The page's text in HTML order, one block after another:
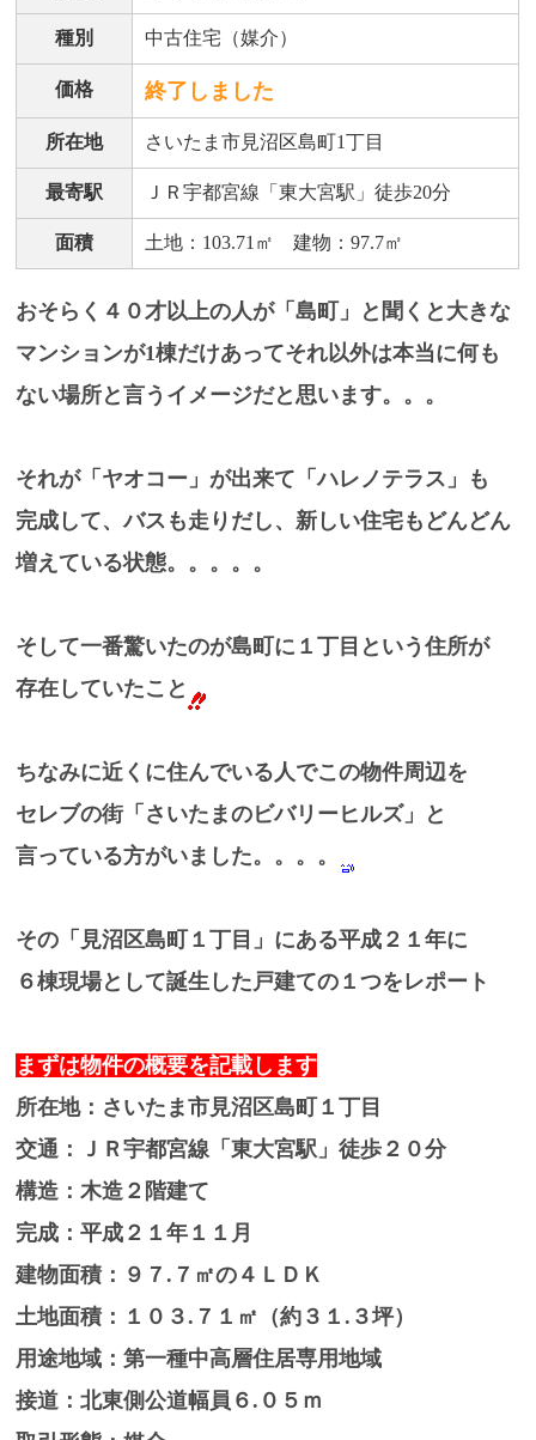
種別 中古住宅（媒介）
価格 終了しました
所在地 さいたま市見沼区島町1丁目
最寄駅 ＪＲ宇都宮線「東大宮駅」徒歩20分
面積 土地：103.71㎡ 建物：97.7㎡
おそらく４０才以上の人が「島町」と聞くと大きな
マンションが1棟だけあってそれ以外は本当に何も
ない場所と言うイメージだと思います。。。
それが「ヤオコー」が出来て「ハレノテラス」も
完成して、バスも走りだし、新しい住宅もどんどん
増えている状態。。。。。
そして一番驚いたのが島町に１丁目という住所が
存在していたこと
ちなみに近くに住んでいる人でこの物件周辺を
セレブの街「さいたまのビバリーヒルズ」と
言っている方がいました。。。。
その「見沼区島町１丁目」にある平成２１年に
６棟現場として誕生した戸建ての１つをレポート
まずは物件の概要を記載します
所在地：さいたま市見沼区島町１丁目
交通：ＪＲ宇都宮線「東大宮駅」徒歩２０分
構造：木造２階建て
完成：平成２１年１１月
建物面積：９７.７㎡の４ＬＤＫ
土地面積：１０３.７１㎡（約３１.３坪）
用途地域：第一種中高層住居専用地域
接道：北東側公道幅員６.０５ｍ